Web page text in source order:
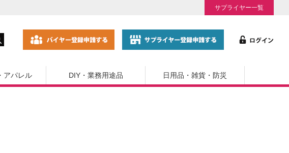
サプライヤー一覧
アパレル DIY・業務用途品 日用品・雑貨・防災